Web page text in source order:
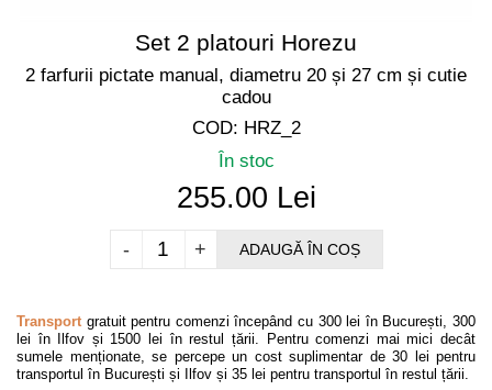
Set 2 platouri Horezu
2 farfurii pictate manual, diametru 20 și 27 cm și cutie
cadou
COD: HRZ_2
În stoc
255.00 Lei
+
- ADAUGĂ ÎN COȘ
Transportgratuit pentru comenzi începând cu 300 lei în București, 300
lei în Ilfov și 1500 lei în restul țării. Pentru comenzi mai mici decât
sumele menționate, se percepe un cost suplimentar de 30 lei pentru
transportul în București și Ilfov și 35 lei pentru transportul în restul țării.